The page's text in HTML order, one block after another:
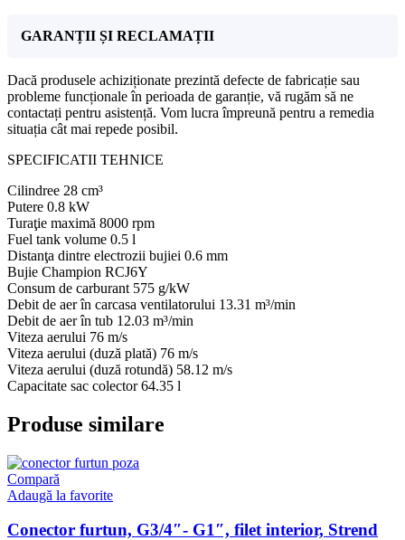
GARANȚII ȘI RECLAMAȚII
Dacă produsele achiziționate prezintă defecte de fabricație sau
probleme funcționale în perioada de garanție, vă rugăm să ne
contactați pentru asistență. Vom lucra împreună pentru a remedia
situația cât mai repede posibil.
SPECIFICATII TEHNICE
Cilindree 28 cm³
Putere 0.8 kW
Turaţie maximă 8000 rpm
Fuel tank volume 0.5 l
Distanţa dintre electrozii bujiei 0.6 mm
Bujie Champion RCJ6Y
Consum de carburant 575 g/kW
Debit de aer în carcasa ventilatorului 13.31 m³/min
Debit de aer în tub 12.03 m³/min
Viteza aerului 76 m/s
Viteza aerului (duză plată) 76 m/s
Viteza aerului (duză rotundă) 58.12 m/s
Capacitate sac colector 64.35 l
Produse similare
Compară
Adaugă la favorite
Conector furtun, G3/4″- G1″, filet interior, Strend